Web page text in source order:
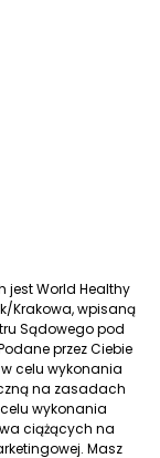
World Healthy
Krakowa, wpisaną
Sądowego pod
przez Ciebie
celu wykonania
na zasadach
wykonania
ciążących na
Masz